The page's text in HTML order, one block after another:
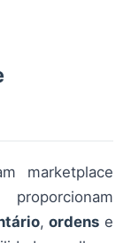
marketplace
,ordens e